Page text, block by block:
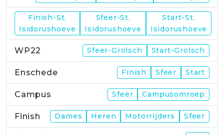
Finish-St.
Isidorushoeve
Sfeer-St.
Isidorushoeve
Start-St.
Isidorushoeve
WP22 Sfeer-Grolsch Start-Grolsch
Enschede Finish Sfeer Start
Campus Sfeer Campusomroep
Finish Dames Heren Motorrijders Sfeer